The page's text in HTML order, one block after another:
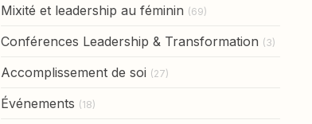
Mixité et leadership au féminin (69)
Conférences Leadership & Transformation (3)
Accomplissement de soi (27)
Événements (18)